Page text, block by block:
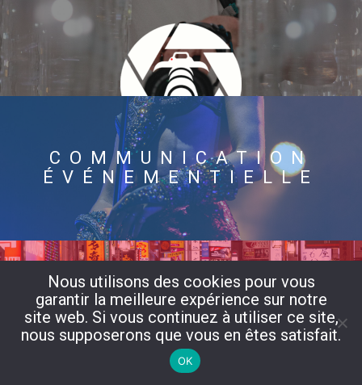
COMMUNICATION
ÉVÉNEMENTIELLE
VOYAGE
Nous utilisons des cookies pour vous
garantir la meilleure expérience sur notre
site web. Si vous continuez à utiliser ce site,
nous supposerons que vous en êtes satisfait.
OK